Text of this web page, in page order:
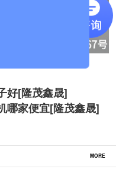
好[隆茂鑫晟]
哪家便宜[隆茂鑫晟]
MORE